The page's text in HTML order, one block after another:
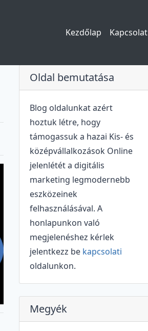
Kezdőlap Kapcsolat
Oldal bemutatása
Blog oldalunkat azért
hoztuk létre, hogy
támogassuk a hazai Kis- és
középvállalkozások Online
jelenlétét a digitális
marketing legmodernebb
eszközeinek
felhasználásával. A
honlapunkon való
megjelenéshez kérlek
jelentkezz be kapcsolati
oldalunkon.
Megyék